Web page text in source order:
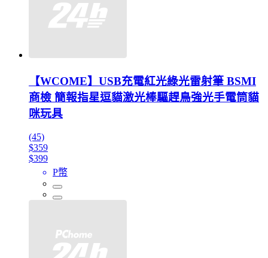
【WCOME】USB充電紅光綠光雷射筆 BSMI
商檢 簡報指星逗貓激光棒驅趕鳥強光手電筒貓
咪玩具
(45)
$359
$399
P幣